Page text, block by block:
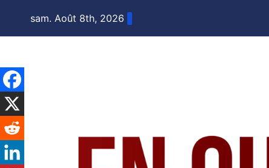
sam. Août 8th, 2026